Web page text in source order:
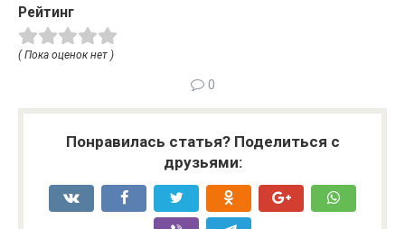
Рейтинг
( Пока оценок нет )
0
Понравилась статья? Поделиться с
друзьями: